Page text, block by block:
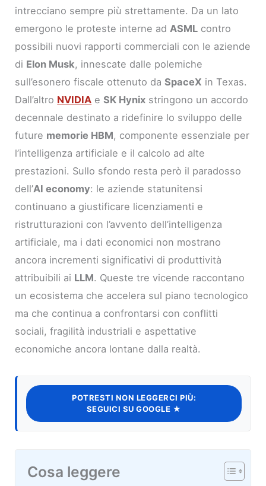
intrecciano sempre più strettamente. Da un lato
emergono le proteste interne adASML contro
possibili nuovi rapporti commerciali con le aziende
di Elon Musk, innescate dalle polemiche
sull’esonero fiscale ottenuto daSpaceX in Texas.
Dall’altro NVIDIA eSK Hynix stringono un accordo
decennale destinato a ridefinire lo sviluppo delle
future memorie HBM, componente essenziale per
l’intelligenza artificiale e il calcolo ad alte
prestazioni. Sullo sfondo resta però il paradosso
dell’AI economy: le aziende statunitensi
continuano a giustificare licenziamenti e
ristrutturazioni con l’avvento dell’intelligenza
artificiale, ma i dati economici non mostrano
ancora incrementi significativi di produttività
attribuibili ai LLM. Queste tre vicende raccontano
un ecosistema che accelera sul piano tecnologico
ma che continua a confrontarsi con conflitti
sociali, fragilità industriali e aspettative
economiche ancora lontane dalla realtà.
POTRESTI NON LEGGERCI PIÙ:
SEGUICI SU GOOGLE ★
Cosa leggere